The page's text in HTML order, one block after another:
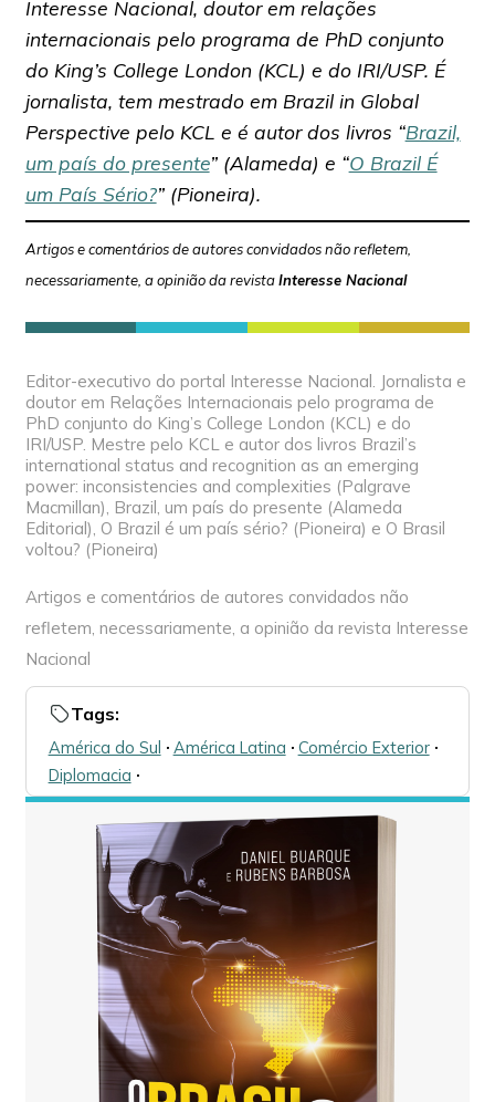
Interesse Nacional, doutor em relações
internacionais pelo programa de PhD conjunto
do King’s College London (KCL) e do IRI/USP. É
jornalista, tem mestrado em Brazil in Global
Perspective pelo KCL e é autor dos livros “Brazil,
um país do presente” (Alameda) e “O Brazil É
um País Sério?” (Pioneira).
Artigos e comentários de autores convidados não refletem,
necessariamente, a opinião da revistaInteresse Nacional
Editor-executivo do portal Interesse Nacional. Jornalista e
doutor em Relações Internacionais pelo programa de
PhD conjunto do King’s College London (KCL) e do
IRI/USP. Mestre pelo KCL e autor dos livros Brazil’s
international status and recognition as an emerging
power: inconsistencies and complexities (Palgrave
Macmillan), Brazil, um país do presente (Alameda
Editorial), O Brazil é um país sério? (Pioneira) e O Brasil
voltou? (Pioneira)
Artigos e comentários de autores convidados não
refletem, necessariamente, a opinião da revista Interesse
Nacional
Tags:
América do Sul 🞌 América Latina 🞌 Comércio Exterior🞌
Diplomacia 🞌